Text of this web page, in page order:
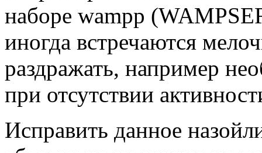
наборе wampp
иногда встречаются
раздражать, например
при отсутствии
Исправить данное